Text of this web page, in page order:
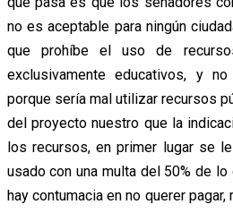
no es aceptable para ningún
que prohíbe el uso de
exclusivamente educativos, y
porque sería mal utilizar recursos
del proyecto nuestro que la
los recursos, en primer lugar se
usado con una multa del 50% de
hay contumacia en no querer